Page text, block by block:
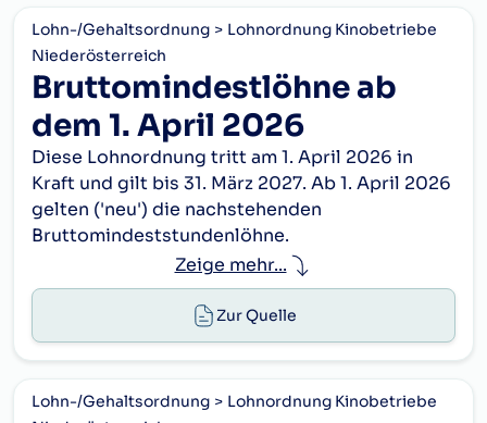
Lohn-/Gehaltsordnung
Lohnordnung Kinobetriebe
Niederösterreich
Bruttomindestlöhne ab
dem 1. April 2026
Diese Lohnordnung tritt am 1. April 2026 in
Kraft und gilt bis 31. März 2027. Ab 1. April 2026
gelten ('neu') die nachstehenden
Bruttomindeststundenlöhne.
Bruttomindeststundenlöhne
für Eintritte bis 31.3.2019 [bis
neu ab
OperateurIn € 10,38
€ 10,68
ArbeiterIn, KassierIn,
€ 9,77 € 10,05
Zeige mehr...
Zur Quelle
Lohn-/Gehaltsordnung
Lohnordnung Kinobetriebe